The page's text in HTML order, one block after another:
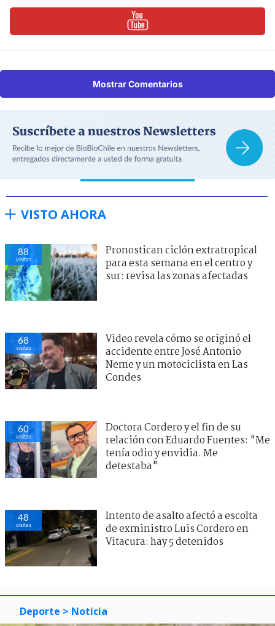
Mostrar Comentarios
VISTO AHORA
88
visitas
Pronostican ciclón extratropical
para esta semana en el centro y
sur: revisa las zonas afectadas
68
visitas
Video revela cómo se originó el
accidente entre José Antonio
Neme y un motociclista en Las
Condes
60
visitas
Doctora Cordero y el fin de su
relación con Eduardo Fuentes: "Me
tenía odio y envidia. Me
detestaba"
48
visitas
Intento de asalto afectó a escolta
de exministro Luis Cordero en
Vitacura: hay 5 detenidos
Deporte > Noticia